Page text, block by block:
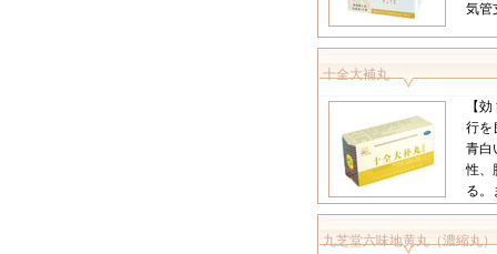
気管
十全大補丸
【
行を
青白
性、
る。
九芝堂六味地黄丸（濃縮丸）